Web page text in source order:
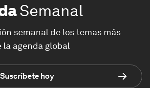
Semanal
semanal de los temas más
agenda global
Suscríbete hoy